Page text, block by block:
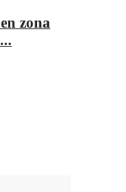
zona